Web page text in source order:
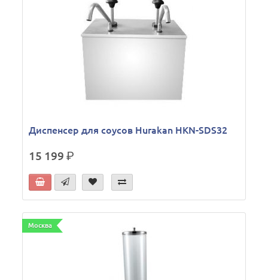
Диспенсер для соусов Hurakan HKN-SDS32
15 199р.
Москва